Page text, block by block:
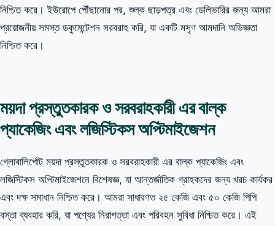
নিশ্চিত করে। ইউরোপে পৌঁছানোর পর, শুল্ক ছাড়পত্র এবং ডেলিভারির জন্য আমরা
প্রয়োজনীয় সমস্ত ডকুমেন্টেশন সরবরাহ করি, যা একটি মসৃণ আমদানি অভিজ্ঞতা
নিশ্চিত করে।
ময়দা প্রস্তুতকারক ও সরবরাহকারী এর বাল্ক
প্যাকেজিং এবং লজিস্টিকস অপ্টিমাইজেশন
গ্লোবালির্পোট ময়দা প্রস্তুতকারক ও সরবরাহকারী এর বাল্ক প্যাকেজিং এবং
লজিস্টিকস অপ্টিমাইজেশনে বিশেষজ্ঞ, যা আন্তর্জাতিক গ্রাহকদের জন্য খরচ কার্যকর
এবং দক্ষ সমাধান নিশ্চিত করে। আমরা সাধারণত ২৫ কেজি এবং ৫০ কেজি পিপি
বস্তা ব্যবহার করি, যা পণ্যের নিরাপত্তা এবং পরিবহন সুবিধা নিশ্চিত করে। এই